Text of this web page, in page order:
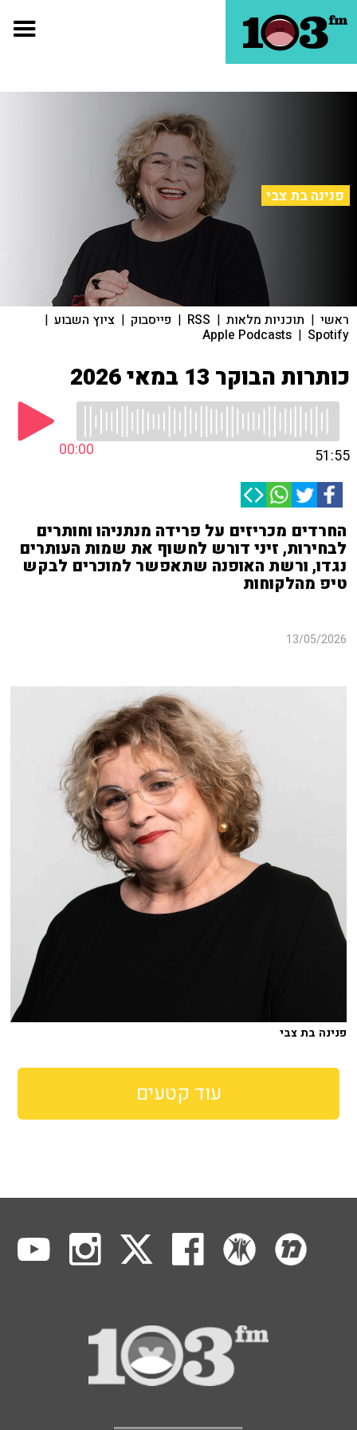
פנינה בת צבי
ראשי | תוכניות מלאות |
RSS
| פייסבוק | ציוץ השבוע |
Spotify
|
Apple Podcasts
כותרות הבוקר 13 במאי 2026
00:00 51:55
החרדים מכריזים על פרידה מנתניהו וחותרים
לבחירות, זיני דורש לחשוף את שמות העותרים
נגדו, ורשת האופנה שתאפשר למוכרים לבקש
טיפ מהלקוחות
13/05/2026
פנינה בת צבי
עוד קטעים